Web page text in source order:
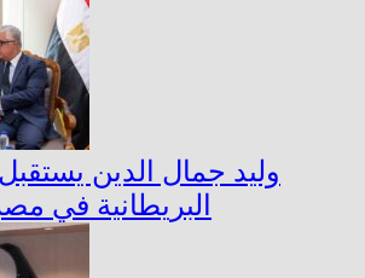
وليد جمال الدين
البريطانية في